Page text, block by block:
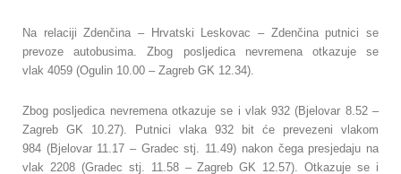
Na relaciji Zdenčina – Hrvatski Leskovac – Zdenčina putnici se
prevoze autobusima. Zbog posljedica nevremena otkazuje se
vlak 4059 (Ogulin 10.00 – Zagreb GK 12.34).
Zbog posljedica nevremena otkazuje se i vlak 932 (Bjelovar 8.52 –
Zagreb GK 10.27). Putnici vlaka 932 bit će prevezeni vlakom
984 (Bjelovar 11.17 – Gradec stj. 11.49) nakon čega presjedaju na
vlak 2208 (Gradec stj. 11.58 – Zagreb GK 12.57). Otkazuje se i